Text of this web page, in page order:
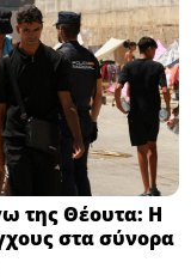
της Θέουτα: Η
στα σύνορα